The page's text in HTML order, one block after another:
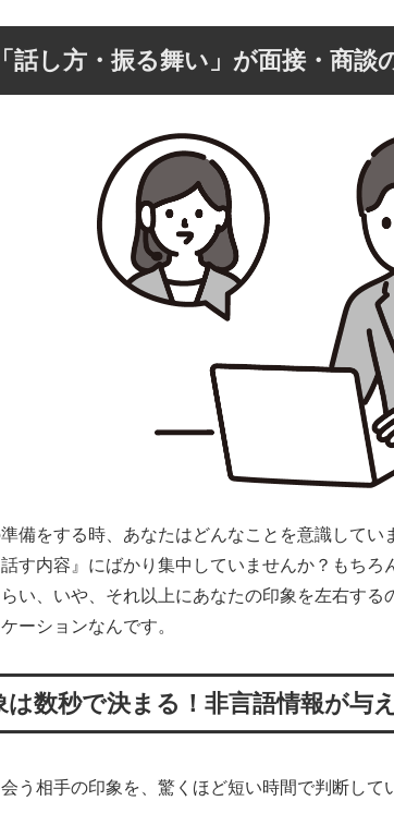
話し方・振る舞い」が面接・商談
備をする時、あなたはどんなことを意識して
す内容』にばかり集中していませんか？もち
い、いや、それ以上にあなたの印象を左右す
ーションなんです。
は数秒で決まる！非言語情報が与
う相手の印象を、驚くほど短い時間で判断して